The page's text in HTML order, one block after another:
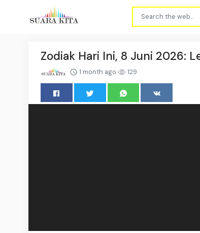
Zodiak Hari Ini, 8 Juni 2026:
1 month ago 129